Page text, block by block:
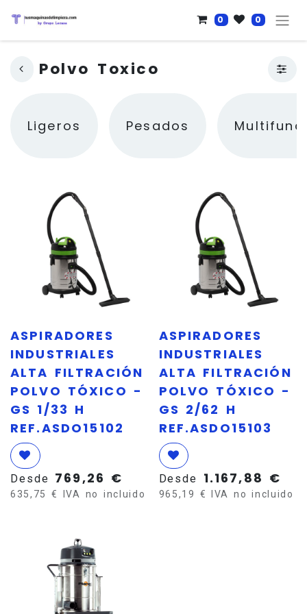
0 0
Polvo Toxico
Ligeros Pesados
ASPIRADORES
INDUSTRIALES
ALTA FILTRACIÓN
POLVO TÓXICO -
GS 1/33 H
REF.ASDO15102
Desde 769,26 €
635,75 € IVA no incluido
ASPIRADORES
INDUSTRIALES
ALTA FILTRACIÓN
POLVO TÓXICO -
GS 2/62 H
REF.ASDO15103
Desde 1.167,88 €
965,19 € IVA no incluido